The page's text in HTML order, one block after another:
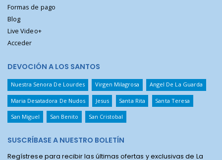
Formas de pago
Blog
Live Video+
Acceder
DEVOCIÓN A LOS SANTOS
Nuestra Senora De Lourdes Virgen Milagrosa Angel De La Guarda
Maria Desatadora De Nudos Jesus Santa Rita Santa Teresa
San Miguel San Benito San Cristobal
SUSCRÍBASE A NUESTRO BOLETÍN
Regístrese para recibir las últimas ofertas y exclusivas de La